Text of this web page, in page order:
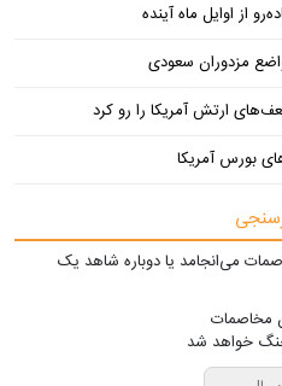
از اوایل ماه آینده
مزدوران سعودی
ارتش آمریکا را رو کرد
بورس آمریکا
می‌انجامد یا دوباره شاهد یک
مخاصمات
خواهد شد